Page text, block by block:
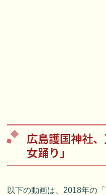
広島護国神社
女踊り」
以下の動画は、2018年の